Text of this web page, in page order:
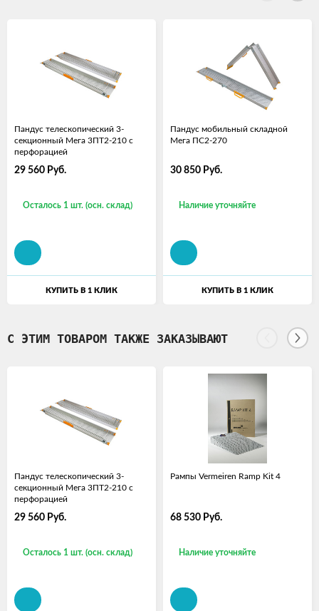
Пандус телескопический 3-
секционный Мега 3ПТ2-210 с
перфорацией
29 560 Руб.
Осталось 1 шт. (осн. склад)
КУПИТЬ В 1 КЛИК
Пандус мобильный складной
Мега ПС2-270
30 850 Руб.
Наличие уточняйте
КУПИТЬ В 1 КЛИК
С ЭТИМ ТОВАРОМ ТАКЖЕ ЗАКАЗЫВАЮТ
Пандус телескопический 3-
секционный Мега 3ПТ2-210 с
перфорацией
29 560 Руб.
Осталось 1 шт. (осн. склад)
Рампы Vermeiren Ramp Kit 4
68 530 Руб.
Наличие уточняйте